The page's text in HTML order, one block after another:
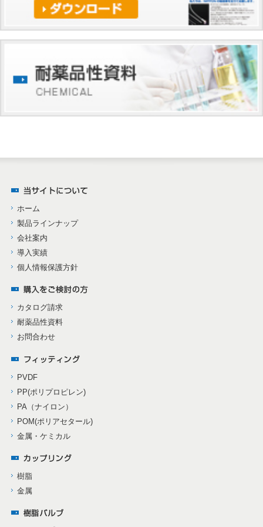
ホーム
製品ラインナップ
会社案内
導入実績
個人情報保護方針
カタログ請求
耐薬品性資料
お問合わせ
PVDF
PP(ポリプロピレン)
PA（ナイロン）
POM(ポリアセタール)
金属・ケミカル
樹脂
金属